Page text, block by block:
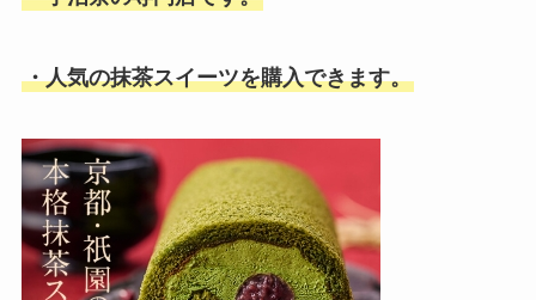
・人気の抹茶スイーツを購入できます。